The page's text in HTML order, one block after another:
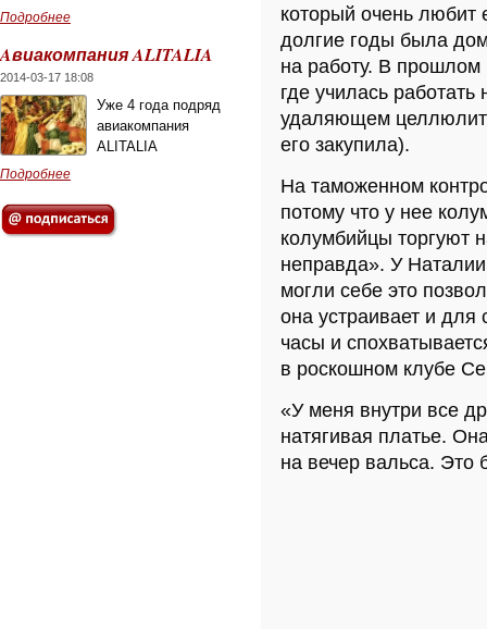
Подробнее
Aвиакомпания ALITALIA
2014-03-17 18:08
Уже 4 года подряд
авиакомпания
ALITALIA
Подробнее
который очень любит
долгие годы была
на работу. В прошлом
где училась
удаляющем
его закупила).
На таможенном
потому что у нее
колумбийцы торгуют
неправда». У
могли себе это
она устраивает и для
часы и
в роскошном клубе
«У меня внутри все
натягивая платье.
на вечер вальса. Это